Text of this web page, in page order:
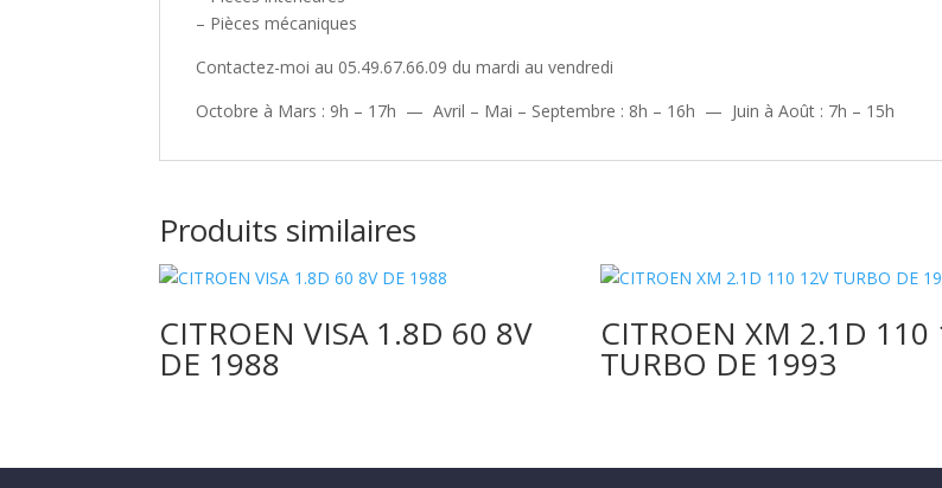
– Pièces mécaniques
Contactez-moi au 05.49.67.66.09 du mardi au vendredi
Octobre à Mars : 9h – 17h — Avril – Mai – Septembre : 8h – 16h — Juin à Août : 7h – 15h
Produits similaires
CITROEN VISA 1.8D 60 8V
DE 1988
CITROEN XM 2.1D 110
TURBO DE 1993